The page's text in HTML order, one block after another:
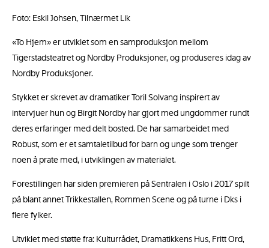
Foto: Eskil Johsen, Tilnærmet Lik
«To Hjem» er utviklet som en samproduksjon mellom
Tigerstadsteatret og Nordby Produksjoner, og produseres idag av
Nordby Produksjoner.
Stykket er skrevet av dramatiker Toril Solvang inspirert av
intervjuer hun og Birgit Nordby har gjort med ungdommer rundt
deres erfaringer med delt bosted. De har samarbeidet med
Robust, som er et samtaletilbud for barn og unge som trenger
noen å prate med, i utviklingen av materialet.
Forestillingen har siden premieren på Sentralen i Oslo i 2017 spilt
på blant annet Trikkestallen, Rommen Scene og på turne i Dks i
flere fylker.
Utviklet med støtte fra: Kulturrådet, Dramatikkens Hus, Fritt Ord,